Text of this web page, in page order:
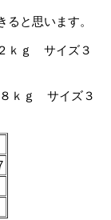
と思います。
ｋｇ サイズ３
ｋｇ サイズ３